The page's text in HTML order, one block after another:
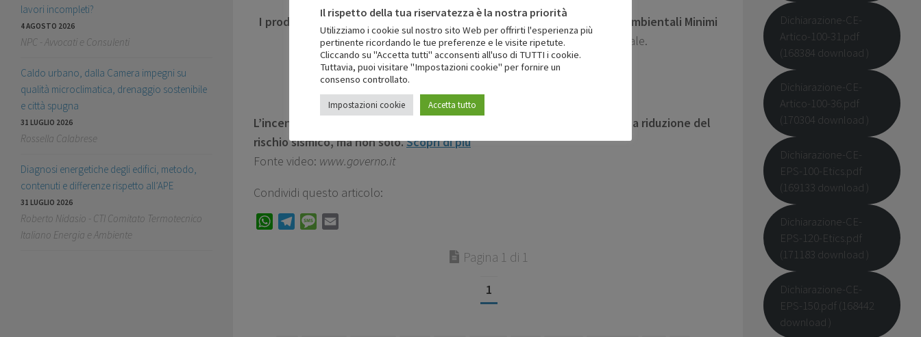
I prodotti di isolamento della Sulpol Srlpossono rispondere ai
Criteri Ambientali Minimi
(CAM),per informazioni contattare la nostra rete commerciale.
[Download non trovato]
L’incentivo mira ad incrementare l’efficienza energetica degli edifici e la riduzione del
rischio sismico, ma non solo.Scopri di più
Fonte video: www.governo.it
Condividi questo articolo:
WhatsAppTelegramMessage
Pagina 1 di 1
1
lavori incompleti?
4 AGOSTO 2026
NPC - Avvocati e Consulenti
Caldo urbano, dalla Camera impegni su
qualità microclimatica, drenaggio sostenibile
e città spugna
31 LUGLIO 2026
Rossella Calabrese
Diagnosi energetiche degli edifici, metodo,
contenuti e differenze rispetto all’APE
31 LUGLIO 2026
Roberto Nidasio - CTI Comitato Termotecnico
Italiano Energia e Ambiente
Dichiarazione-CE-
Artico-100-31.pdf
(168384 download )
Dichiarazione-CE-
Artico-100-36.pdf
(170304 download )
Dichiarazione-CE-
EPS-100-Etics.pdf
(169133 download )
Dichiarazione-CE-
EPS-120-Etics.pdf
(171183 download )
Dichiarazione-CE-
EPS-150.pdf (168442
download )
Il rispetto della tua riservatezza è la nostra priorità
Utilizziamo i cookie sul nostro sito Web per offrirti l'esperienza più
pertinente ricordando le tue preferenze e le visite ripetute.
Cliccando su "Accetta tutti" acconsenti all'uso di TUTTI i cookie.
Tuttavia, puoi visitare "Impostazioni cookie" per fornire un
consenso controllato.
Impostazioni cookie Accetta tutto